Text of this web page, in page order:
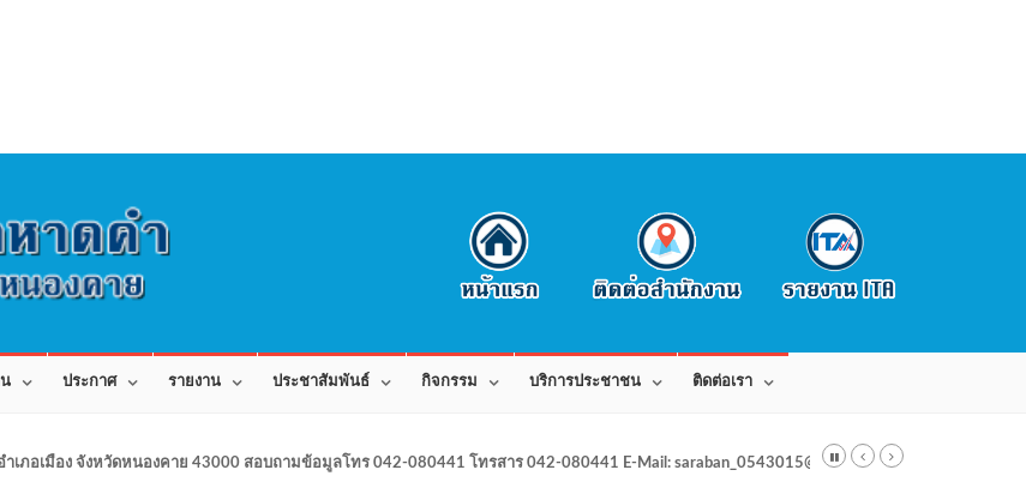
ประกาศ รายงาน ประชาสัมพันธ์ กิจกรรม บริการประชาชน ติดต่อเรา
เภอเมือง จังหวัดหนองคาย 43000 สอบถามข้อมูลโทร 042-080441 โทรสาร 042-080441 E-Mail: saraban_0543015@dla.go.th